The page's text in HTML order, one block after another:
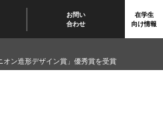
お問い
合わせ
在学生
向け情報
ン造形デザイン賞」優秀賞を受賞